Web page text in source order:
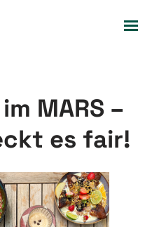
MARS –
es fair!